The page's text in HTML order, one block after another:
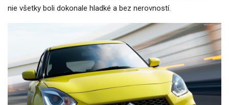
nie všetky boli dokonale hladké a bez nerovností.